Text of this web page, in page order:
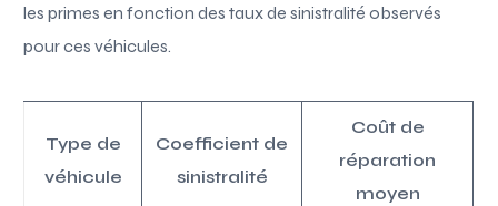
les primes en fonction des taux de sinistralité observés
pour ces véhicules.
Type de
véhicule
Coefficient de
sinistralité
Coût de
réparation
moyen